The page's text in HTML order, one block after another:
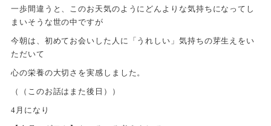
一歩間違うと、このお天気のようにどんよりな気持ちになってし
まいそうな世の中ですが
今朝は、初めてお会いした人に「うれしい」気持ちの芽生えをい
ただいて
心の栄養の大切さを実感しました。
（（このお話はまた後日））
4月になり